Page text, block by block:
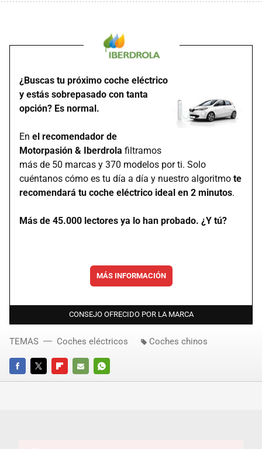
¿Buscas tu próximo coche eléctrico
y estás sobrepasado con tanta
opción? Es normal.
En el recomendador de
Motorpasión & Iberdrola filtramos
más de 50 marcas y 370 modelos por ti. Solo
cuéntanos cómo es tu día a día y nuestro algoritmo te
recomendará tu coche eléctrico ideal en 2 minutos.
Más de 45.000 lectores ya lo han probado. ¿Y tú?
MÁS INFORMACIÓN
CONSEJO OFRECIDO POR LA MARCA
FACEBOOKTWITTERFLIPBOARD
E-
WHATSAPP
TEMAS Coches eléctricos Coches chinos